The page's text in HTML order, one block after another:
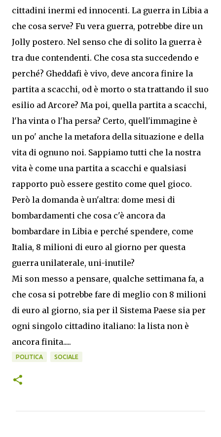
cittadini inermi ed innocenti. La guerra in Libia a
che cosa serve? Fu vera guerra, potrebbe dire un
Jolly postero. Nel senso che di solito la guerra è
tra due contendenti. Che cosa sta succedendo e
perché? Gheddafi è vivo, deve ancora finire la
partita a scacchi, od è morto o sta trattando il suo
esilio ad Arcore? Ma poi, quella partita a scacchi,
l'ha vinta o l'ha persa? Certo, quell'immagine è
un po' anche la metafora della situazione e della
vita di ognuno noi. Sappiamo tutti che la nostra
vita è come una partita a scacchi e qualsiasi
rapporto può essere gestito come quel gioco.
Però la domanda è un'altra: dome mesi di
bombardamenti che cosa c'è ancora da
bombardare in Libia e perché spendere, come
Italia, 8 milioni di euro al giorno per questa
guerra unilaterale, uni-inutile?
Mi son messo a pensare, qualche settimana fa, a
che cosa si potrebbe fare di meglio con 8 milioni
di euro al giorno, sia per il Sistema Paese sia per
ogni singolo cittadino italiano: la lista non è
ancora finita.....
POLITICA SOCIALE